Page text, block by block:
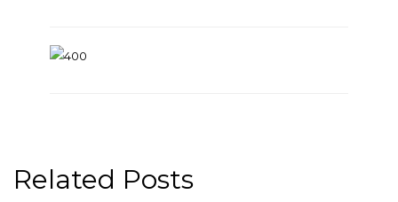
Related Posts